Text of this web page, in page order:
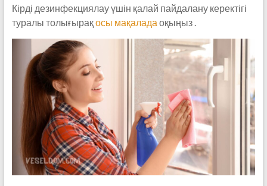
Кірді дезинфекциялау үшін қалай пайдалану керектігі
туралы толығырақосы мақалада оқыңыз .